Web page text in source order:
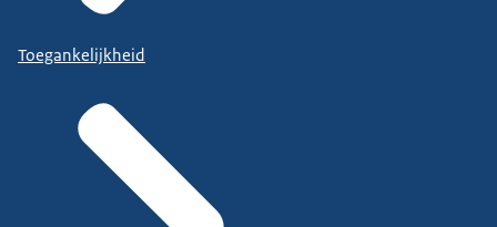
Toegankelijkheid